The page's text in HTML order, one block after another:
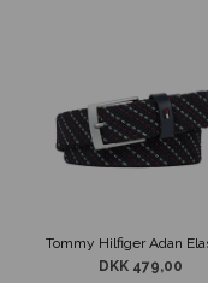
DKK 479,00